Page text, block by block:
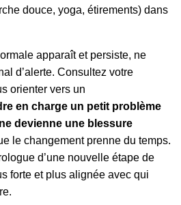
douce, yoga, étirements) dans
apparaît et persiste, ne
d’alerte. Consultez votre
orienter vers un
en charge un petit problème
devienne une blessure
le changement prenne du temps.
d’une nouvelle étape de
forte et plus alignée avec qui